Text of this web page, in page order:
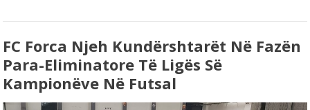
FC Forca Njeh Kundërshtarët Në Fazën
Para-Eliminatore Të Ligës Së
Kampionëve Në Futsal